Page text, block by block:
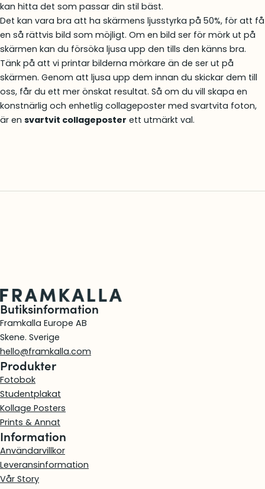
kan hitta det som passar din stil bäst.
Det kan vara bra att ha skärmens ljusstyrka på 50%, för att få
en så rättvis bild som möjligt. Om en bild ser för mörk ut på
skärmen kan du försöka ljusa upp den tills den känns bra.
Tänk på att vi printar bilderna mörkare än de ser ut på
skärmen. Genom att ljusa upp dem innan du skickar dem till
oss, får du ett mer önskat resultat. Så om du vill skapa en
konstnärlig och enhetlig collageposter med svartvita foton,
är en svartvit collageposter ett utmärkt val.
Butiksinformation
Framkalla Europe AB
Skene. Sverige
hello@framkalla.com
Produkter
Fotobok
Studentplakat
Kollage Posters
Prints & Annat
Information
Användarvillkor
Leveransinformation
Vår Story